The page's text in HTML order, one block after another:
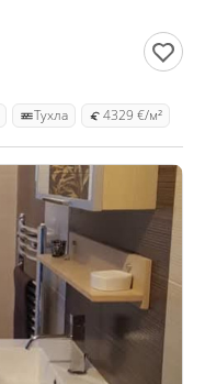
Тухла 4329 €/м²